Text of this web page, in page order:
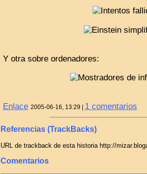
Y otra sobre ordenadores:
Enlace 2005-06-16, 13:29 | 1 comentarios
Referencias (TrackBacks)
URL de trackback de esta historia http://
Comentarios